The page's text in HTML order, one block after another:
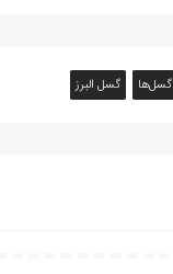
گسل‌ها گسل البرز